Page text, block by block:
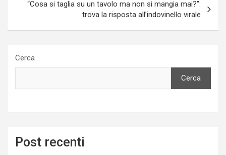
“Cosa si taglia su un tavolo ma non si mangia mai?”:
trova la risposta all’indovinello virale
Cerca
Cerca
Post recenti